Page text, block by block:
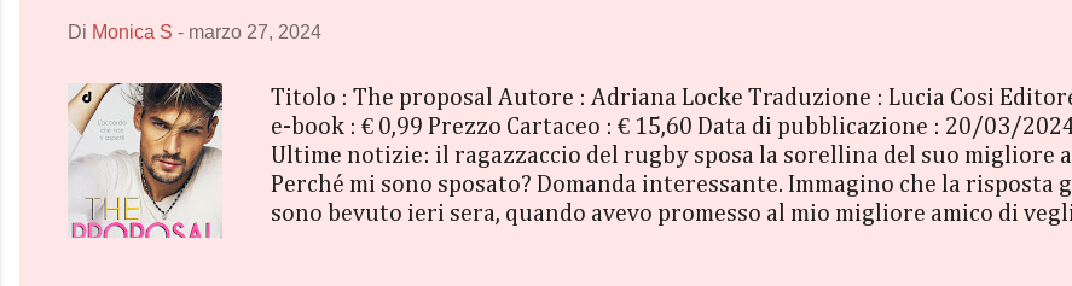
Di Monica S - marzo 27, 2024
Titolo : The proposal Autore : Adriana Locke Traduzione : Lucia Cosi
e-book : € 0,99 Prezzo Cartaceo : € 15,60 Data di pubblicazione : 20/03/
Ultime notizie: il ragazzaccio del rugby sposa la sorellina del suo migliore
Perché mi sono sposato? Domanda interessante. Immagino che la risposta
sono bevuto ieri sera, quando avevo promesso al mio migliore amico di